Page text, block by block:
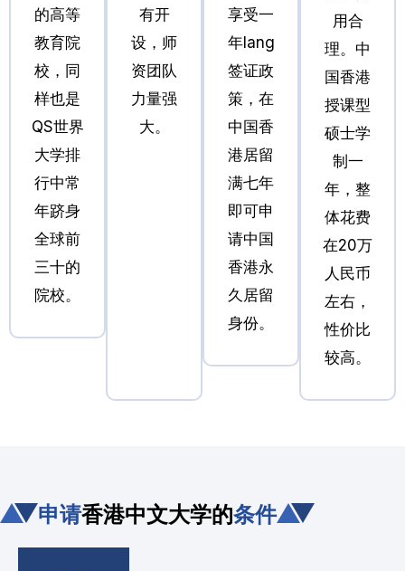
的高等
教育院
校，同
样也是
QS世界
大学排
行中常
年跻身
全球前
三十的
院校。
有开
设，师
资团队
力量强
大。
享受一
年Iang
签证政
策，在
中国香
港居留
满七年
即可申
请中国
香港永
久居留
身份。
用合
理。中
国香港
授课型
硕士学
制一
年，整
体花费
在20万
人民币
左右，
性价比
较高。
申请香港中文大学的条件